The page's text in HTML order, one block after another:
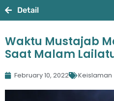
Detail
Waktu Mustajab
Saat Malam
February 10, 2022 Keislaman